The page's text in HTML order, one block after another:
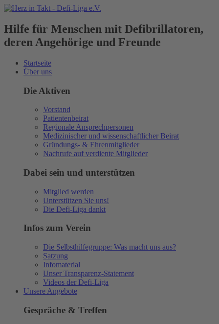
Hilfe für Menschen mit Defibrillatoren,
deren Angehörige und Freunde
Startseite
Über uns
Die Aktiven
Vorstand
Patientenbeirat
Regionale Ansprechpersonen
Medizinischer und wissenschaftlicher Beirat
Gründungs- & Ehrenmitglieder
Nachrufe auf verdiente Mitglieder
Dabei sein und unterstützen
Mitglied werden
Unterstützen Sie uns!
Die Defi-Liga dankt
Infos zum Verein
Die Selbsthilfegruppe: Was macht uns aus?
Satzung
Infomaterial
Unser Transparenz-Statement
Videos der Defi-Liga
Unsere Angebote
Gespräche & Treffen